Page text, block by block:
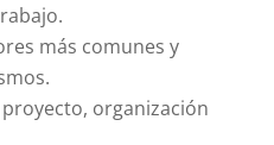
más comunes y
organización